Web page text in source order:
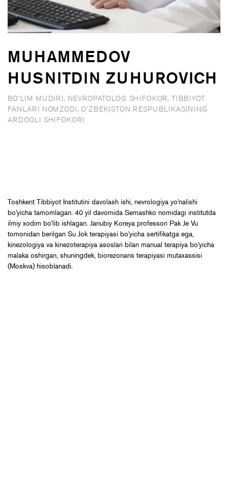
MUHAMMEDOV
HUSNITDIN ZUHUROVICH
BO'LIM MUDIRI, NEVROPATOLOG SHIFOKOR, TIBBIYOT
FANLARI NOMZODI, O'ZBEKISTON RESPUBLIKASINING
ARDOQLI SHIFOKORI
Toshkent Tibbiyot Institutini davolash ishi, nevrologiya yo'nalishi
bo'yicha tamomlagan. 40 yil davomida Semashko nomidagi institutda
ilmiy xodim bo'lib ishlagan. Janubiy Koreya professori Pak Je Vu
tomonidan berilgan Su Jok terapiyasi bo'yicha sertifikatga ega,
kinezologiya va kinezoterapiya asoslari bilan manual terapiya bo'yicha
malaka oshirgan, shuningdek, biorezonans terapiyasi mutaxassisi
(Moskva) hisoblanadi.